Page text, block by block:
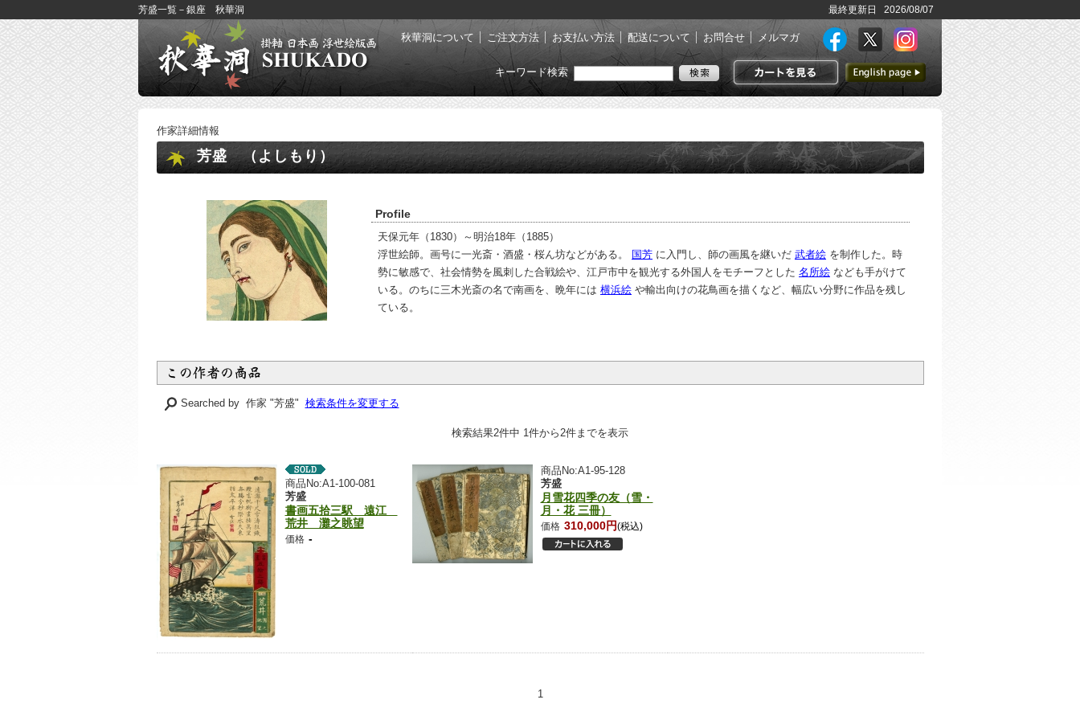
芳盛一覧－銀座 秋華洞 最終更新日 2026/08/07
秋華洞について ご注文方法 お支払い方法 配送について お問合せ メルマガ
カートを見る
英語ページへ
キーワード検索
作家詳細情報
芳盛 （よしもり）
Profile
天保元年（1830）～明治18年（1885）
浮世絵師。画号に一光斎・酒盛・桜ん坊などがある。
国芳 に入門し、師の画風を継いだ 武者絵 を制作した。時
勢に敏感で、社会情勢を風刺した合戦絵や、江戸市中を観光する外国人をモチーフとした 名所絵 なども手がけて
いる。のちに三木光斎の名で南画を、晩年には 横浜絵 や輸出向けの花鳥画を描くなど、幅広い分野に作品を残し
ている。
Searched by 作家 "芳盛" 検索条件を変更する
検索結果2件中 1件から2件までを表示
商品No:A1-100-081
芳盛
書画五拾三駅 遠江
荒井 灘之眺望
価格 -
商品No:A1-95-128
芳盛
月雪花四季の友（雪・
月・花 三冊）
価格 310,000円(税込)
1